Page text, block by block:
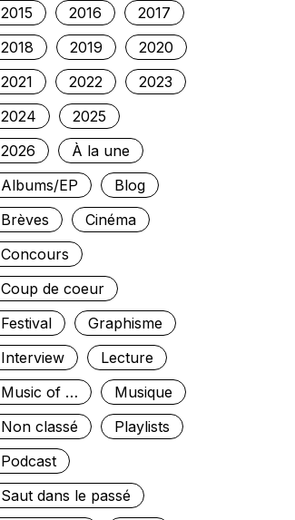
2015
2016
2017
2018
2019
2020
2021
2022
2023
2024
2025
2026
À la une
Albums/EP
Blog
Brèves
Cinéma
Concours
Coup de coeur
Festival
Graphisme
Interview
Lecture
Music of …
Musique
Non classé
Playlists
Podcast
Saut dans le passé